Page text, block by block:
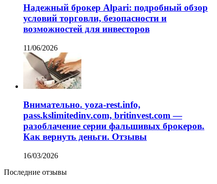
Надежный брокер Alpari: подробный обзор
условий торговли, безопасности и
возможностей для инвесторов
11/06/2026
Внимательно. yoza-rest.info,
pass.kslimitedinv.com, britinvest.com —
разоблачение серии фальшивых брокеров.
Как вернуть деньги. Отзывы
16/03/2026
Последние отзывы